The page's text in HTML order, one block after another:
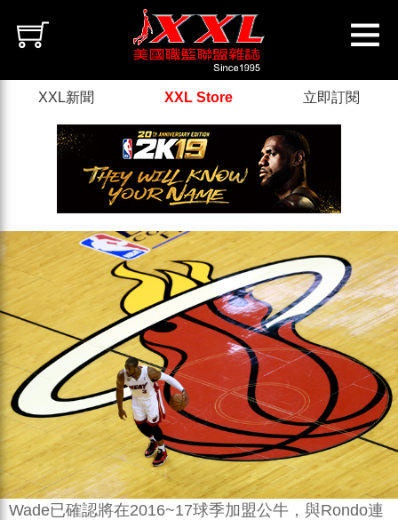
XXL新聞 XXL Store 立即訂閱
Wade已確認將在2016~17球季加盟公牛，與Rondo連